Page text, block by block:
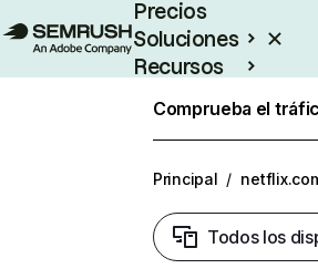
Precios
Soluciones
Recursos
Comprueba el
Principal /
Todos los